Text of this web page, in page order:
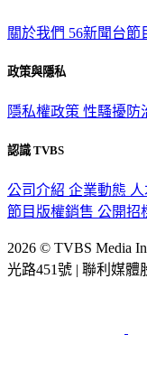
關於我們 56新聞台節
政策與隱私
隱私權政策 性騷擾防
認識 TVBS
公司介紹 企業動態
節目版權銷售 公開招
2026 © TVBS Media
光路451號 | 聯利媒體